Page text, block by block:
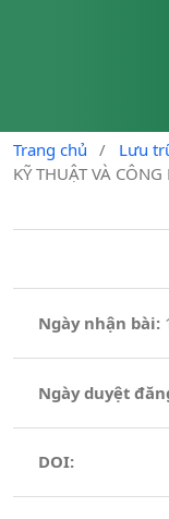
Trang chủ / Lưu
KỸ THUẬT VÀ CÔNG
Ngày nhận bài:
Ngày duyệt
DOI: